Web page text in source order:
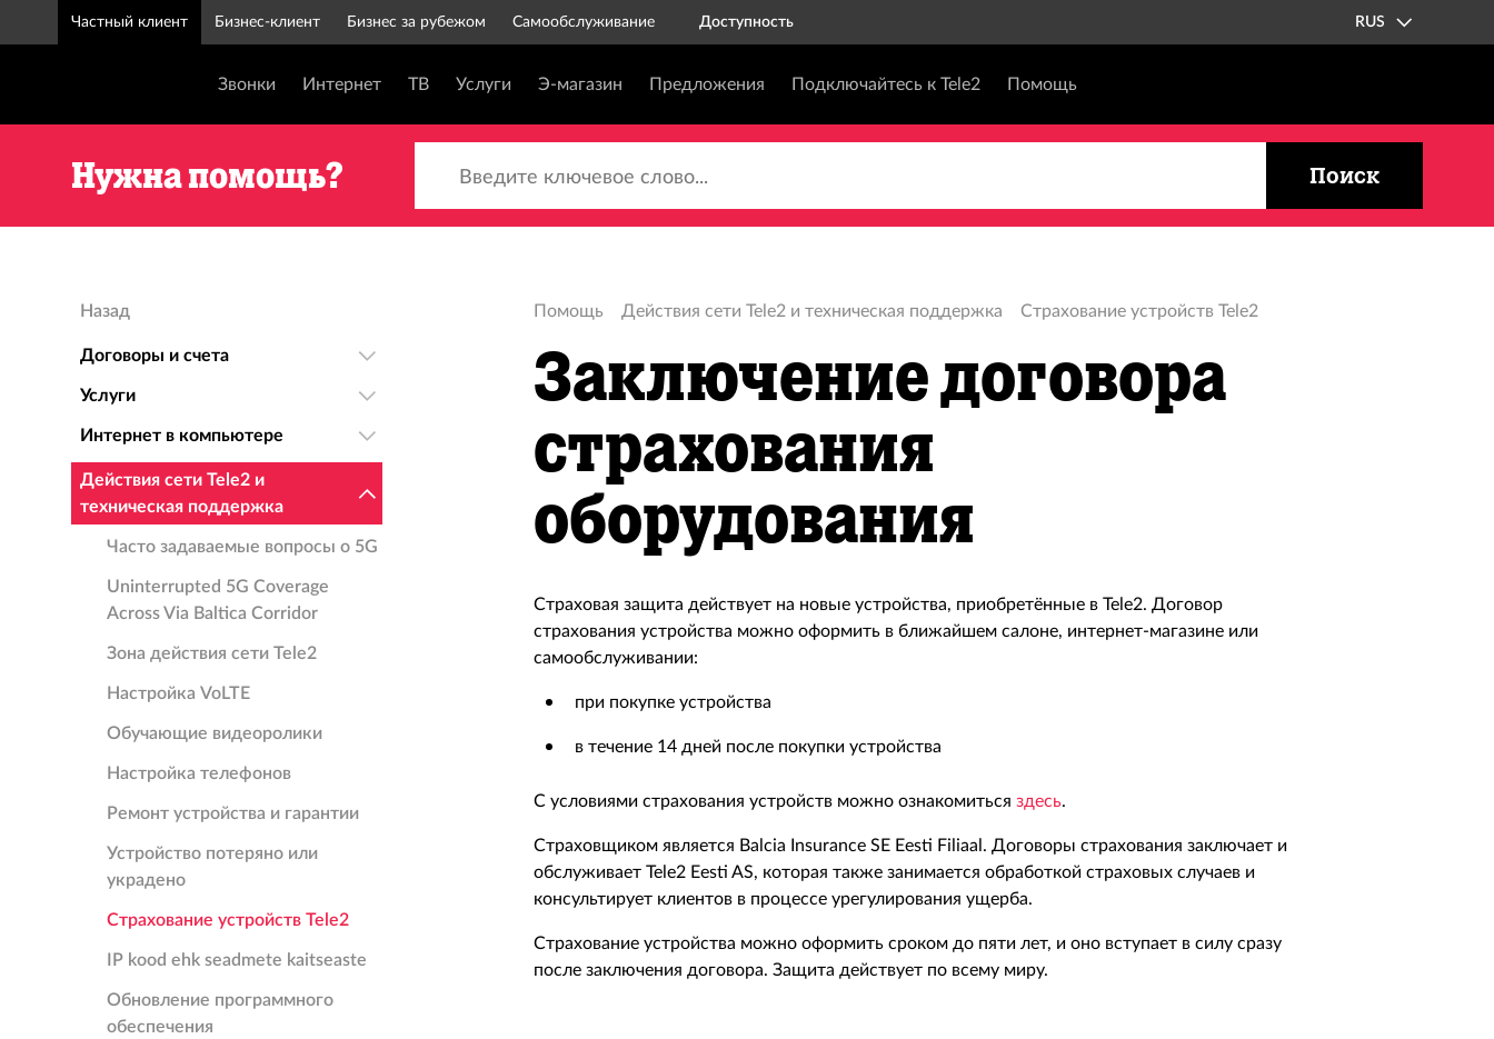
Частный клиент Бизнес-клиент Бизнес за рубежом Самообслуживание Доступность RUS
Звонки Интернет ТВ Услуги Э-магазин Предложения Подключайтесь к Tele2 Помощь
Нужна помощь? Поиск
Назад
Договоры и счета
Услуги
Интернет в компьютере
Действия сети Tele2 и
техническая поддержка
Часто задаваемые вопросы о 5G
Uninterrupted 5G Coverage
Across Via Baltica Corridor
Зона действия сети Tele2
Настройка VoLTE
Oбучающие видеоролики
Настройка телефонов
Ремонт устройства и гарантии
Устройство потеряно или
украдено
Страхование устройств Tele2
IP kood ehk seadmete kaitseaste
Обновление программного
обеспечения
Помощь Действия сети Tele2 и техническая поддержка Страхование устройств Tele2
Заключение договора
страхования
оборудования
Страховая защита действует на новые устройства, приобретённые в Tele2. Договор
страхования устройства можно оформить в ближайшем салоне, интернет-магазине или
самообслуживании:
при покупке устройства
в течение 14 дней после покупки устройства
С условиями страхования устройств можно ознакомиться здесь.
Страховщиком является Balcia Insurance SE Eesti Filiaal. Договоры страхования заключает и
обслуживает Tele2 Eesti AS, которая также занимается обработкой страховых случаев и
консультирует клиентов в процессе урегулирования ущерба.
Страхование устройства можно оформить сроком до пяти лет, и оно вступает в силу сразу
после заключения договора. Защита действует по всему миру.